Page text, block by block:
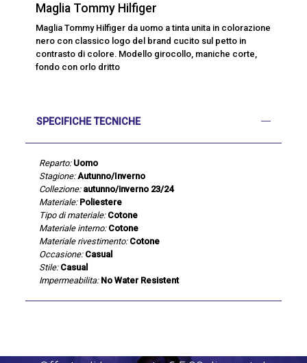
Maglia Tommy Hilfiger
Maglia Tommy Hilfiger da uomo a tinta unita in colorazione
nero con classico logo del brand cucito sul petto in
contrasto di colore. Modello girocollo, maniche corte,
fondo con orlo dritto
SPECIFICHE TECNICHE
Reparto: Uomo
Stagione: Autunno/Inverno
Collezione: autunno/inverno 23/24
Materiale: Poliestere
Tipo di materiale: Cotone
Materiale interno: Cotone
Materiale rivestimento: Cotone
Occasione: Casual
Stile: Casual
Impermeabilita: No Water Resistent